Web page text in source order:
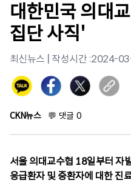
대한민국 의대
집단 사직'
최신뉴스 | 작성시간 :2024-
CKN뉴스 💬 댓글 0
서울 의대교수협 18일부터 자
응급환자 및 중환자에 대한 진